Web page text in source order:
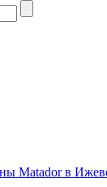
Matador в